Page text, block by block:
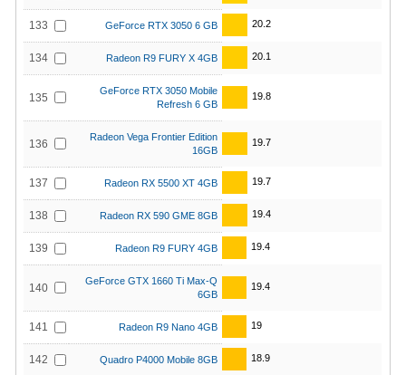
133 GeForce RTX 3050 6 GB 20.2
134 Radeon R9 FURY X 4GB 20.1
135
GeForce RTX 3050 Mobile
Refresh 6 GB
19.8
136
Radeon Vega Frontier Edition
16GB
19.7
137 Radeon RX 5500 XT 4GB 19.7
138 Radeon RX 590 GME 8GB 19.4
139 Radeon R9 FURY 4GB 19.4
140
GeForce GTX 1660 Ti Max-Q
6GB
19.4
141 Radeon R9 Nano 4GB 19
142 Quadro P4000 Mobile 8GB 18.9